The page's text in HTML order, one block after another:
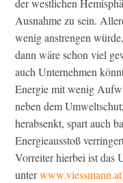
der westlichen
Ausnahme zu sein.
wenig anstrengen
dann wäre schon viel
auch Unternehmen
Energie mit wenig
neben dem
herabsenkt, spart auch
Energieausstoß
Vorreiter hierbei ist das
unterwww.viessmann.at